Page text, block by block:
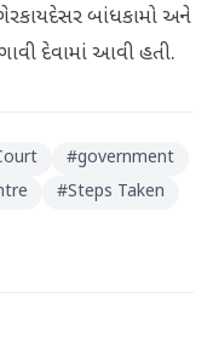
બાંધકામો અને
દેવામાં આવી હતી.
#government
#Steps Taken